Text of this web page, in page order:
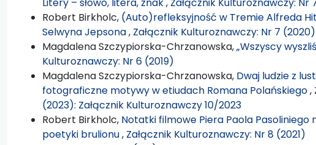
Robert Birkholc, (Auto)refleksyjność w Tremie Alfreda
Selwyna Jepsona, Załącznik Kulturoznawczy: Nr 7 (2020)
Magdalena Szczypiorska-Chrzanowska,„Wszyscy
Kulturoznawczy: Nr 6 (2019)
Magdalena Szczypiorska-Chrzanowska, Dwaj ludzie z
fotograficzne motywy w etiudach Romana Polańskiego,
(2023): Załącznik Kulturoznawczy 10/2023
Robert Birkholc, Notatki filmowe Piera Paola
poetyki brulionu, Załącznik Kulturoznawczy: Nr 8 (2021)